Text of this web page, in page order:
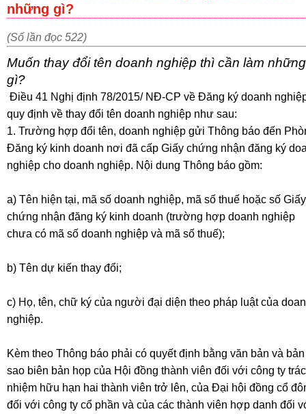
những gì?
(Số lần đọc 522)
Muốn thay đổi tên doanh nghiệp thì cần làm những
gì?
Điều 41 Nghị định 78/2015/ NĐ-CP về Đăng ký doanh
quy định về thay đổi tên doanh nghiệp như sau:
1. Trường hợp đổi tên, doanh nghiệp gửi Thông báo đến
Đăng ký kinh doanh nơi đã cấp Giấy chứng nhận đăng ký
nghiệp cho doanh nghiệp. Nội dung Thông báo gồm:
a) Tên hiện tại, mã số doanh nghiệp, mã số thuế hoặc số Giấy
chứng nhận đăng ký kinh doanh (trường hợp doanh nghiệp
chưa có mã số doanh nghiệp và mã số thuế);
b) Tên dự kiến thay đổi;
c) Họ, tên, chữ ký của người đại diện theo pháp luật của
nghiệp.
Kèm theo Thông báo phải có quyết định bằng văn bản và bản
sao biên bản họp của Hội đồng thành viên đối với công ty
nhiệm hữu hạn hai thành viên trở lên, của Đại hội đồng cổ
đối với công ty cổ phần và của các thành viên hợp danh đối